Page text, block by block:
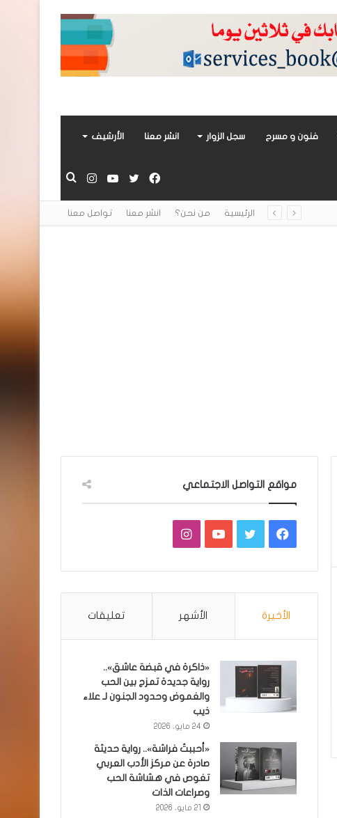
فنون و مسرح سجل الزوار انشر معنا الأرشيف
بحث
انستقراميوتيوبتويتر
فيسبوك
الرئيسية من نحن؟ انشر معنا تواصل معنا
مواقع التواصل الاجتماعي
فيسبوكتويتر يوتيوبانستقرام
الأخيرة الأشهر تعليقات
«ذاكرة في قبضة عاشق»..
رواية جديدة تمزج بين الحب
والغموض وحدود الجنون لـ علاء
ذيب
24 مايو، 2026
«أحببتُ فراشة».. رواية حديثة
صادرة عن مركز الأدب العربي
تغوص في هشاشة الحب
وصراعات الذات
21 مايو، 2026